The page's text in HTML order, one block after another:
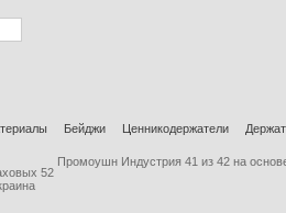
Бейджи Ценникодержатели
52
Промоушн Индустрия 41 из 42 на